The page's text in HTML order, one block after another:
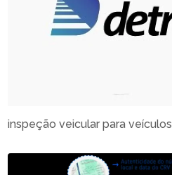
inspeção veicular para veículos